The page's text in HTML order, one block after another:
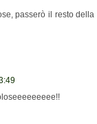
passerò il resto